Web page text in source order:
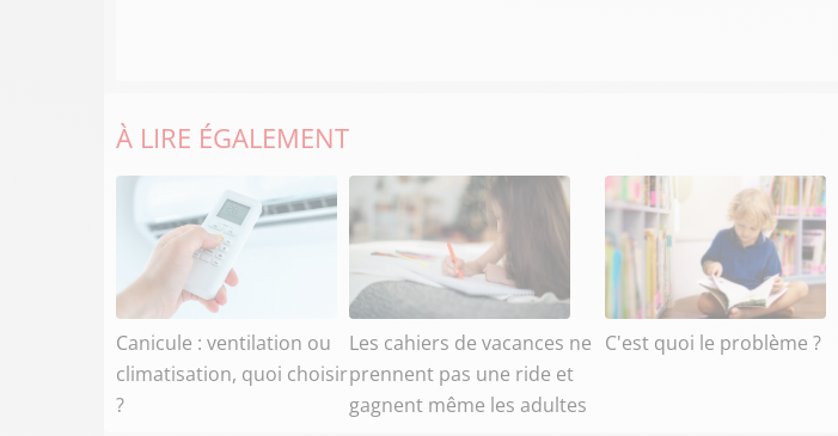
À LIRE ÉGALEMENT
Canicule : ventilation ou
climatisation, quoi choisir
?
Les cahiers de vacances ne
prennent pas une ride et
gagnent même les adultes
C'est quoi le problème ?